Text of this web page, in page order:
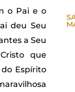
o Pai e o
deu Seu
a Seu
que
Espírito